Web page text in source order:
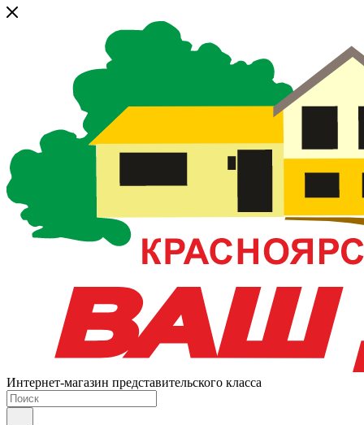
Интернет-магазин представительского класса